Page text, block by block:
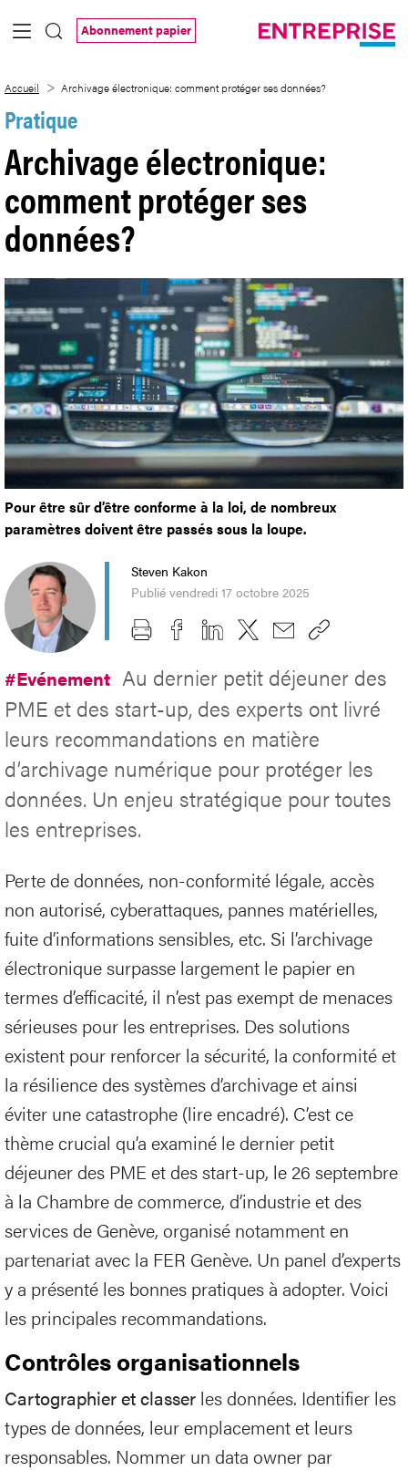
Saut au contenu principal
Abonnement papier
Accueil Archivage électronique: comment protéger ses données?
Pratique
Archivage électronique:
comment protéger ses
données?
Pour être sûr d’être conforme à la loi, de nombreux
paramètres doivent être passés sous la loupe.
Steven Kakon
Publié vendredi 17 octobre 2025
#Evénement Au dernier petit déjeuner des
PME et des start-up, des experts ont livré
leurs recommandations en matière
d’archivage numérique pour protéger les
données. Un enjeu stratégique pour toutes
les entreprises.
Perte de données, non-conformité légale, accès
non autorisé, cyberattaques, pannes matérielles,
fuite d’informations sensibles, etc. Si l’archivage
électronique surpasse largement le papier en
termes d’efficacité, il n’est pas exempt de menaces
sérieuses pour les entreprises. Des solutions
existent pour renforcer la sécurité, la conformité et
la résilience des systèmes d’archivage et ainsi
éviter une catastrophe (lire encadré). C’est ce
thème crucial qu’a examiné le dernier petit
déjeuner des PME et des start-up, le 26 septembre
à la Chambre de commerce, d’industrie et des
services de Genève, organisé notamment en
partenariat avec la FER Genève. Un panel d’experts
y a présenté les bonnes pratiques à adopter. Voici
les principales recommandations.
Contrôles organisationnels
Cartographier et classer les données. Identifier les
types de données, leur emplacement et leurs
responsables. Nommer un data owner par